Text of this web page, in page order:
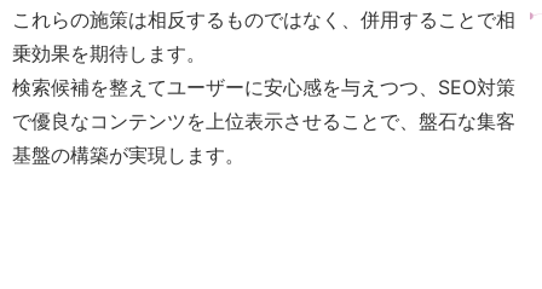
これらの施策は相反するものではなく、併用することで相
乗効果を期待します。
検索候補を整えてユーザーに安心感を与えつつ、SEO対策
で優良なコンテンツを上位表示させることで、盤石な集客
基盤の構築が実現します。